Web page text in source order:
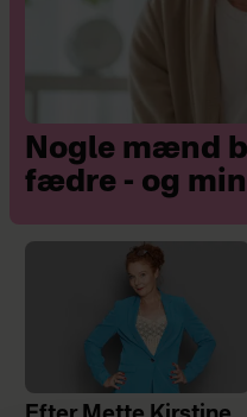
Nogle mænd
fædre - og min